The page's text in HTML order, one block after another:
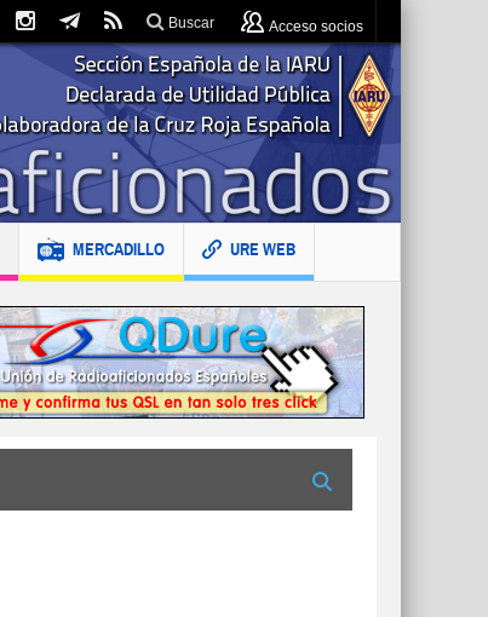
Buscar Acceso socios
MERCADILLO URE WEB